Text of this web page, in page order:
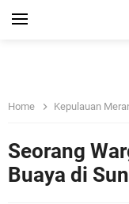
Home Kepulauan
Seorang
Buaya di